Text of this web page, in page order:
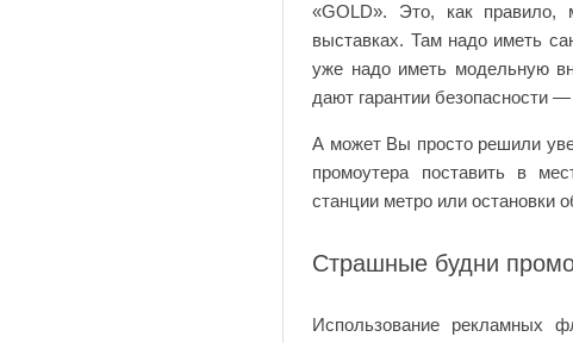
«GOLD». Это, как
выставках. Там надо иметь
уже надо иметь модельную
дают гарантии безопасности
А может Вы просто решили
промоутера поставить в
станции метро или остановки
Страшные будни
Использование рекламных